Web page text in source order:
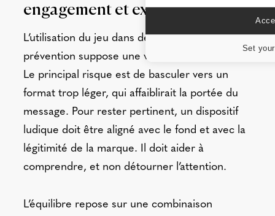
engagement et exigence
L’utilisation du jeu dans des dispositifs de
prévention suppose une vigilance particulière.
Le principal risque est de basculer vers un
format trop léger, qui affaiblirait la portée du
message. Pour rester pertinent, un dispositif
ludique doit être aligné avec le fond et avec la
légitimité de la marque. Il doit aider à
comprendre, et non détourner l’attention.
L’équilibre repose sur une combinaison
Set